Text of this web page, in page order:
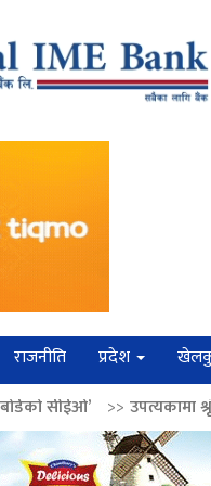
राजनीति प्रदेश
उपत्यकामा श्रृंखलाबद्ध सिक्री